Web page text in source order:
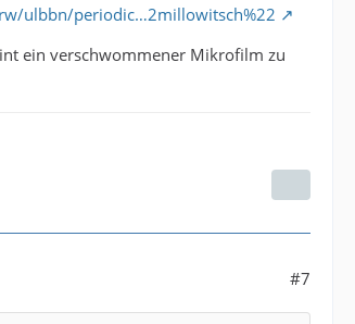
ulbbn/periodic…2millowitsch%22
ein verschwommener Mikrofilm zu
#7